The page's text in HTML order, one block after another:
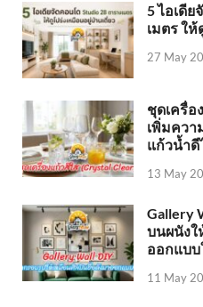
5 ไอเดีย
เมตร ใ
27 May
ชุดเครื่อ
เพิ่มควา
แก้วน้ำดี
13 May
Gallery
บนผนัง
ออกแบ
11 May